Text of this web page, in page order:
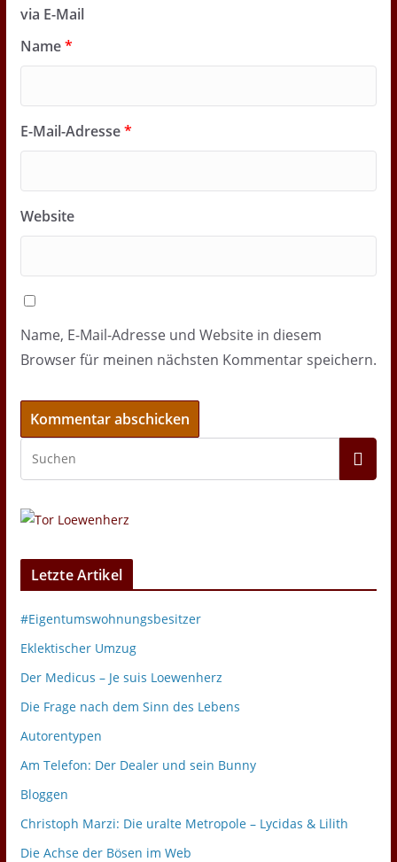
via E-Mail
Name*
E-Mail-Adresse*
Website
Name, E-Mail-Adresse und Website in diesem
Browser für meinen nächsten Kommentar speichern.
Letzte Artikel
#Eigentumswohnungsbesitzer
Eklektischer Umzug
Der Medicus – Je suis Loewenherz
Die Frage nach dem Sinn des Lebens
Autorentypen
Am Telefon: Der Dealer und sein Bunny
Bloggen
Christoph Marzi: Die uralte Metropole – Lycidas & Lilith
Die Achse der Bösen im Web